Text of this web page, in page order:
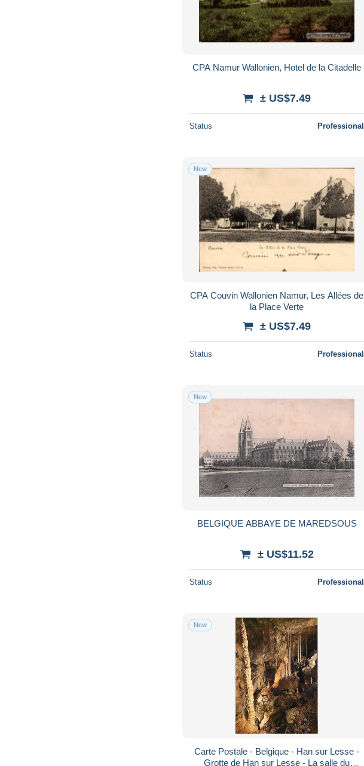
CPA Namur Wallonien, Hotel de la Citadelle
± US$7.49
Status Professional
New
CPA Couvin Wallonien Namur, Les Allées de
la Place Verte
± US$7.49
Status Professional
New
BELGIQUE ABBAYE DE MAREDSOUS
± US$11.52
Status Professional
New
Carte Postale - Belgique - Han sur Lesse -
Grotte de Han sur Lesse - La salle du